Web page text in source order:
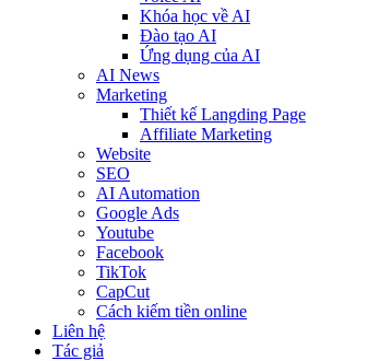
Khóa học về AI
Đào tạo AI
Ứng dụng của AI
AI News
Marketing
Thiết kế Langding Page
Affiliate Marketing
Website
SEO
AI Automation
Google Ads
Youtube
Facebook
TikTok
CapCut
Cách kiếm tiền online
Liên hệ
Tác giả